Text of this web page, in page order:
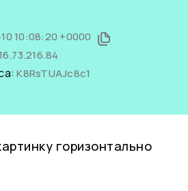
10:08:20 +0000
K8RsTUAJc8c1
горизонтально